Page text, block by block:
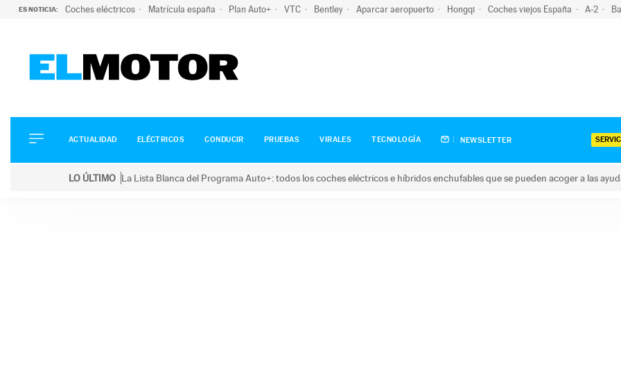
ES NOTICIA: Coches eléctricos Matrícula españa Plan Auto+ VTC Bentley Aparcar aeropuerto Hongqi Coches viejos España A-2
ELÉCTRICOS
CONDUCIR
ACTUALIDAD ELÉCTRICOS CONDUCIR PRUEBAS VIRALES TECNOLOGÍA NEWSLETTER
LO ÚLTIMO La Lista Blanca del Programa Auto+: todos los coches eléctricos e híbridos enchufables que se pueden acoger a las